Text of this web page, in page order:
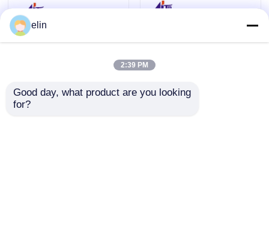
elin
2:39 PM
Good day, what product are you looking
for?